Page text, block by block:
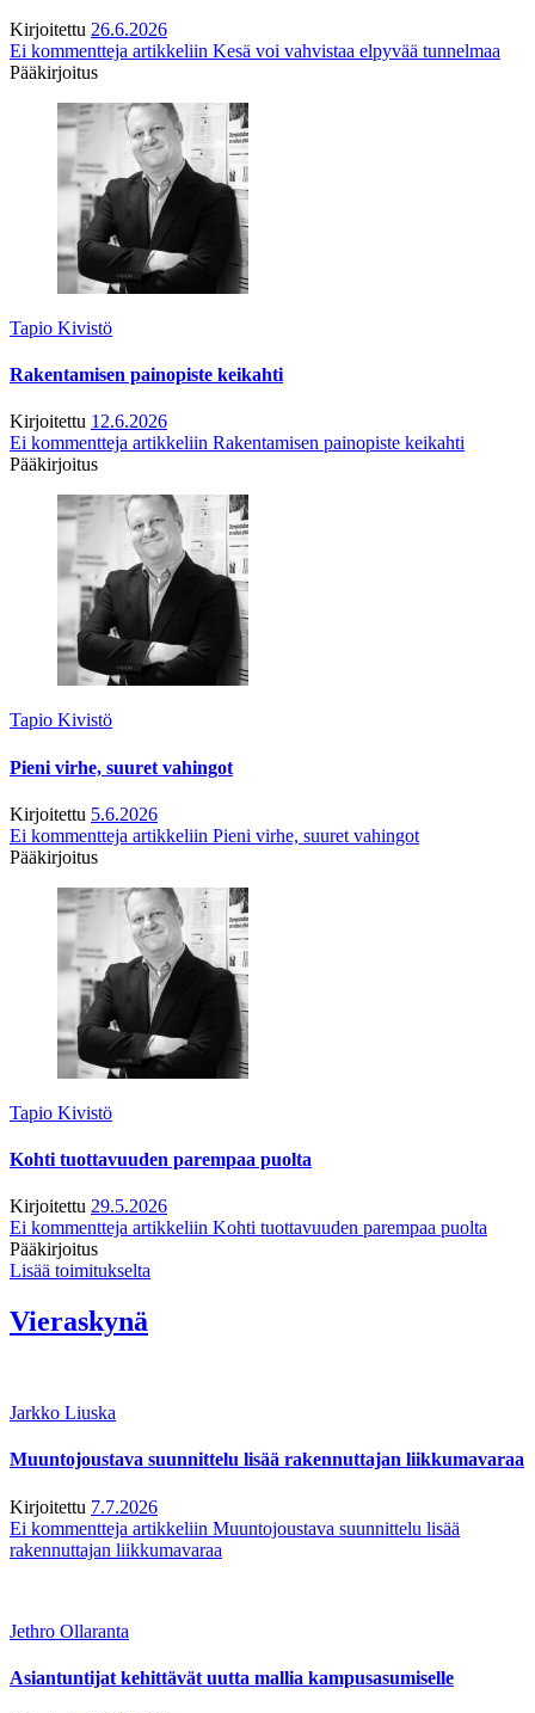
Kirjoitettu 26.6.2026
Ei kommentteja artikkeliin Kesä voi vahvistaa elpyvää tunnelmaa
Pääkirjoitus
Tapio Kivistö
Rakentamisen painopiste keikahti
Kirjoitettu 12.6.2026
Ei kommentteja artikkeliin Rakentamisen painopiste keikahti
Pääkirjoitus
Tapio Kivistö
Pieni virhe, suuret vahingot
Kirjoitettu 5.6.2026
Ei kommentteja artikkeliin Pieni virhe, suuret vahingot
Pääkirjoitus
Tapio Kivistö
Kohti tuottavuuden parempaa puolta
Kirjoitettu 29.5.2026
Ei kommentteja artikkeliin Kohti tuottavuuden parempaa puolta
Pääkirjoitus
Lisää toimitukselta
Vieraskynä
Jarkko Liuska
Muuntojoustava suunnittelu lisää rakennuttajan liikkumavaraa
Kirjoitettu 7.7.2026
Ei kommentteja artikkeliin Muuntojoustava suunnittelu lisää
rakennuttajan liikkumavaraa
Jethro Ollaranta
Asiantuntijat kehittävät uutta mallia kampusasumiselle